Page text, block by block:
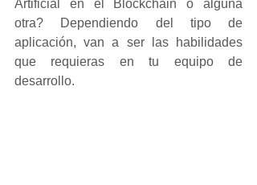
Artificial en el Blockchain o alguna
otra? Dependiendo del tipo de
aplicación, van a ser las habilidades
que requieras en tu equipo de
desarrollo.